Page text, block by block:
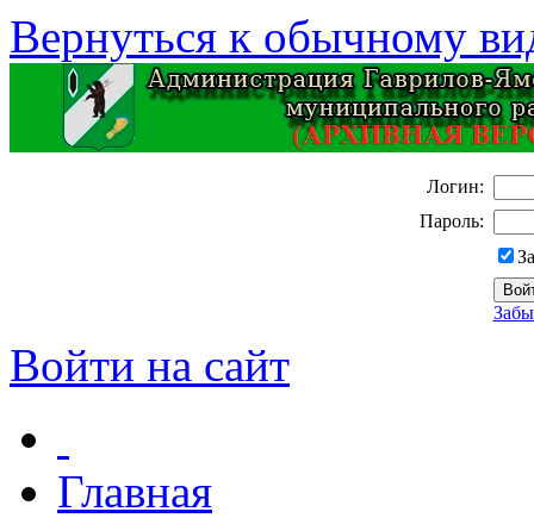
Вернуться к обычному
Логин:
Пароль:
Войти на сайт
Главная